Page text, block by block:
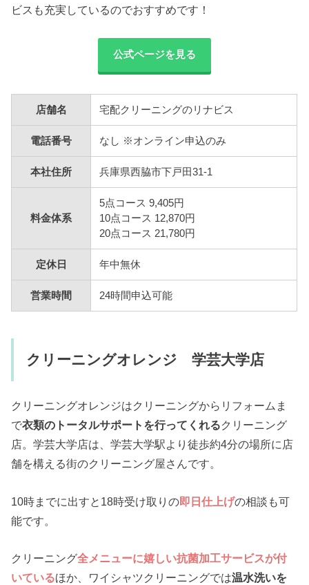
ビスも充実しているのでおすすめです！
公式ページを見る
店舗名 宅配クリーニングのリナビス
電話番号 なし ※オンライン申込のみ
本社住所 兵庫県西脇市下戸田31-1
料金体系
5点コース 9,405円
10点コース 12,870円
20点コース 21,780円
定休日 年中無休
営業時間 24時間申込可能
クリーニングオレンジ 学芸大学店
クリーニングオレンジはクリーニングからリフォームま
で衣類のトータルサポートを行ってくれるクリーニング
店。学芸大学店は、学芸大学駅より徒歩約4分の場所に店
舗を構える街のクリーニング屋さんです。
10時までに出すと18時受け取りの即日仕上げの相談も可
能です。
クリーニング全メニューに嬉しい抗菌加工サービスが付
いているほか、ワイシャツクリーニングでは温水洗いを